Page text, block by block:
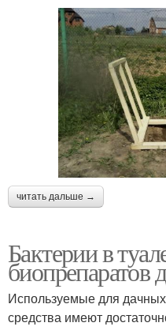
читать дальше →
Бактерии в
биопрепаратов
Используемые для
средства имеют